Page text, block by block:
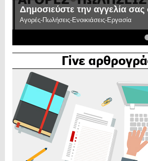
Δημοσιεύστε την αγγελία
Αγορές-Πωλήσεις-Ενοικιάσεις-Εργασία